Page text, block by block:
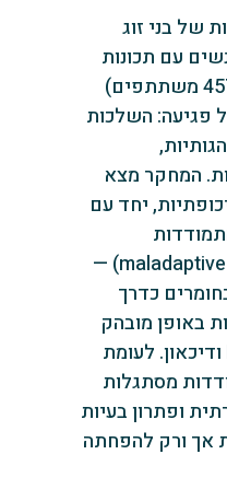
של בני זוג
עם תכונות
פסיכופתיות בולטות (457 משתתפים)
פגיעה: השלכות
המחקר מצא
יחד עם
לא-מסתגלות (maladaptive coping) —
כדרך
באופן מובהק
לעלייה בתסמיני PTSD ודיכאון. לעומת
מסתגלות
ופתרון בעיות
אך ורק להפחתה